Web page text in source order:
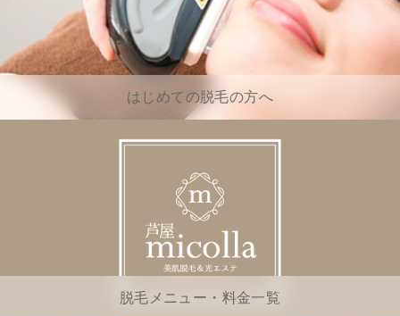
はじめての脱毛の方へ
脱毛メニュー・料金一覧